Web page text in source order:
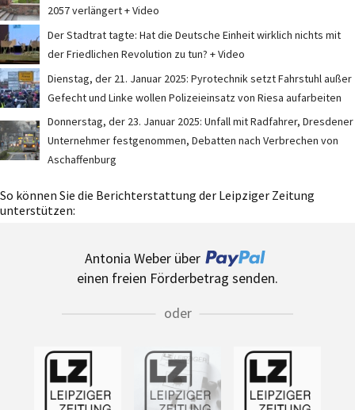
2057 verlängert + Video
Der Stadtrat tagte: Hat die Deutsche Einheit wirklich nichts mit
der Friedlichen Revolution zu tun? + Video
Dienstag, der 21. Januar 2025: Pyrotechnik setzt Fahrstuhl außer
Gefecht und Linke wollen Polizeieinsatz von Riesa aufarbeiten
Donnerstag, der 23. Januar 2025: Unfall mit Radfahrer, Dresdener
Unternehmer festgenommen, Debatten nach Verbrechen von
Aschaffenburg
So können Sie die Berichterstattung der Leipziger Zeitung
unterstützen:
Antonia Weber über
einen freien Förderbetrag senden.
oder